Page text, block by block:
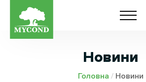
Новини
Головна / Новини